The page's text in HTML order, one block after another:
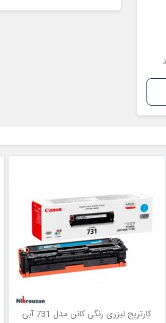
کارتریج لیزری رنگی کانن مدل 731 آبی